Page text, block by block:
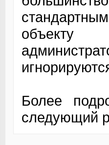
объекту
Более
следующий